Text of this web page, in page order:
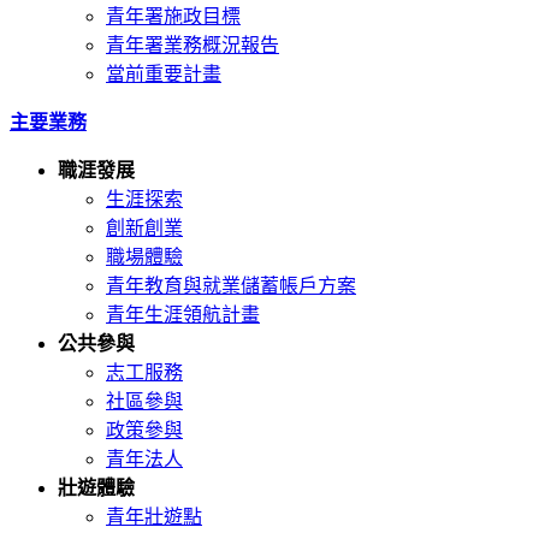
青年署施政目標
青年署業務概況報告
當前重要計畫
主要業務
職涯發展
生涯探索
創新創業
職場體驗
青年教育與就業儲蓄帳戶方案
青年生涯領航計畫
公共參與
志工服務
社區參與
政策參與
青年法人
壯遊體驗
青年壯遊點